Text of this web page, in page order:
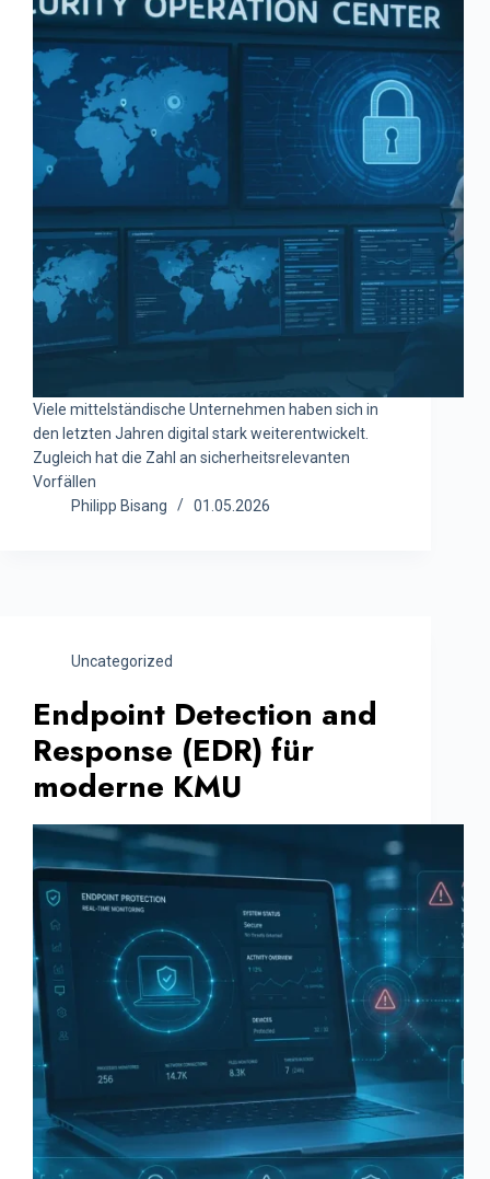
Viele mittelständische Unternehmen haben sich in
den letzten Jahren digital stark weiterentwickelt.
Zugleich hat die Zahl an sicherheitsrelevanten
Vorfällen
Philipp Bisang
01.05.2026
Uncategorized
Endpoint Detection and
Response (EDR) für
moderne KMU